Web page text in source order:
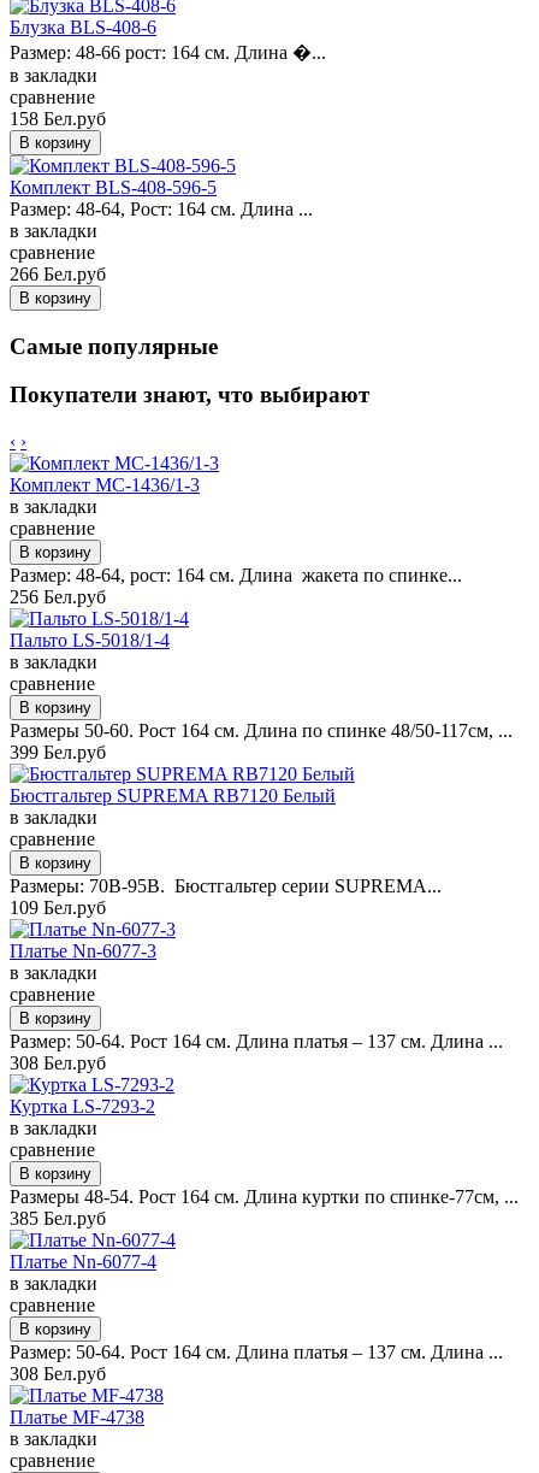
Блузка BLS-408-6
Размер: 48-66 рост: 164 см. Длина �...
в закладки
сравнение
158 Бел.руб
Комплект BLS-408-596-5
Размер: 48-64, Рост: 164 см. Длина ...
в закладки
сравнение
266 Бел.руб
Самые популярные
Покупатели знают, что выбирают
‹ ›
Комплект MC-1436/1-3
в закладки
сравнение
Размер: 48-64, рост: 164 см. Длина жакета по спинке...
256 Бел.руб
Пальто LS-5018/1-4
в закладки
сравнение
Размеры 50-60. Рост 164 см. Длина по спинке 48/50-117см, ...
399 Бел.руб
Бюстгальтер SUPREMA RB7120 Белый
в закладки
сравнение
Размеры: 70B-95B. Бюстгальтер серии SUPREMA...
109 Бел.руб
Платье Nn-6077-3
в закладки
сравнение
Размер: 50-64. Рост 164 см. Длина платья – 137 см. Длина ...
308 Бел.руб
Куртка LS-7293-2
в закладки
сравнение
Размеры 48-54. Рост 164 см. Длина куртки по спинке-77см, ...
385 Бел.руб
Платье Nn-6077-4
в закладки
сравнение
Размер: 50-64. Рост 164 см. Длина платья – 137 см. Длина ...
308 Бел.руб
Платье MF-4738
в закладки
сравнение